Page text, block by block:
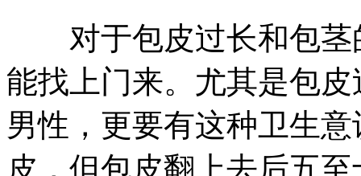
对于包皮过长和包茎
能找上门来。尤其是包
男性，更要有这种卫生
皮，但包皮翻上去后五